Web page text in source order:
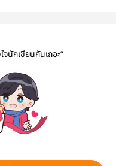
นักเขียนกันเถอะ”